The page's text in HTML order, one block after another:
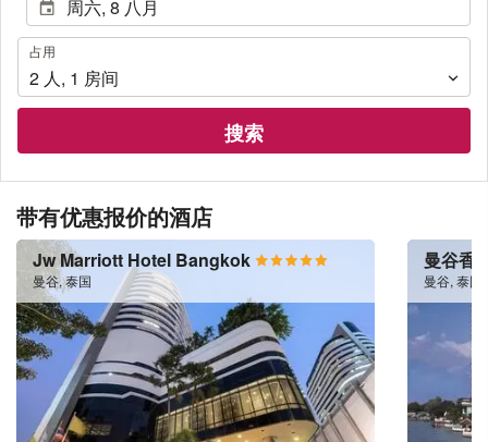
占
用
占用
2 人, 1 房间
搜索
带有优惠报价的酒店
Jw Marriott Hotel Bangkok
曼谷, 泰国
曼谷香
曼谷, 泰国